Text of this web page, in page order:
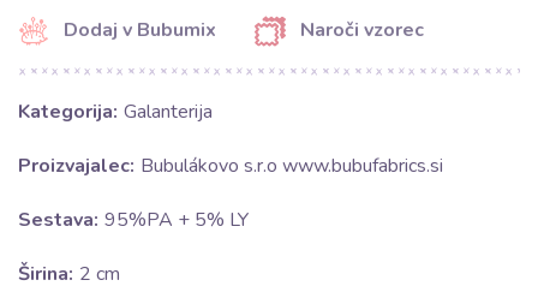
Dodaj v Bubumix
Naroči vzorec
Kategorija: Galanterija
Proizvajalec: Bubulákovo s.r.o www.bubufabrics.si
Sestava: 95%PA + 5% LY
Širina: 2 cm